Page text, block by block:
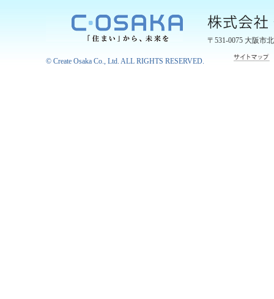
〒531-0075 大阪市
© Create Osaka Co., Ltd. ALL RIGHTS RESERVED.